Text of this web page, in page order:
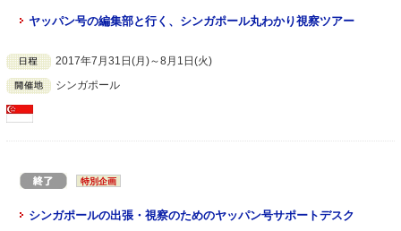
ヤッパン号の編集部と行く、シンガポール丸わかり視察ツアー
2017年7月31日(月)～8月1日(火)
シンガポール
特別企画
シンガポールの出張・視察のためのヤッパン号サポートデスク